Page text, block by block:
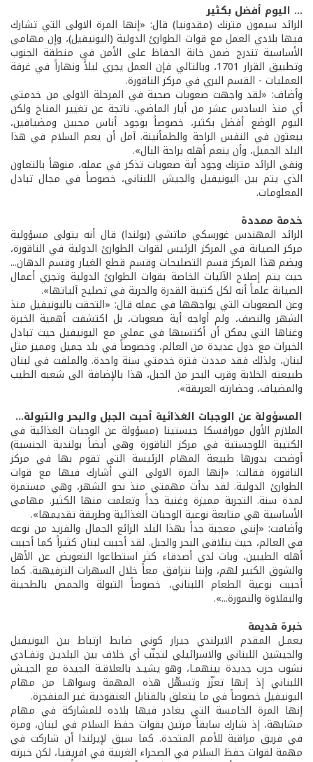
... اليوم أفضل بكثير
الرائد سيمون مترنك (مقدونيا) قال: «إنها المرة الاولى التي تشارك
فيها بلادي العمل مع قوات الطوارئ الدولية (اليونيفيل)، وإن مهامي
الأساسية تندرج ضمن خانة الحفاظ على الأمن في منطقة الجنوب
وتطبيق القرار 1701، وبالتالي فإن العمل يجري ليلاًَ ونهاراً في غرفة
العمليات - القسم البري في مركز الناقورة.
وأضاف: «لقد واجهت صعوبات صحية في المرحلة الاولى من خدمتي
أي منذ السادس عشر من أيار الماضي، ناتجة عن تغيير المناخ ولكن
اليوم الوضع أفضل بكثير، خصوصاً بوجود أناس محبين ومضيافين،
يبعثون في النفس الراحة والطمأنينة. آمل أن يعم السلام في هذا
البلد الجميل، وأن ينعم أهله براحة البال».
ونفى الرائد مترنك وجود أية صعوبات تذكر في عمله، منوهاً بالتعاون
الذي يتم بين اليونيفيل والجيش اللبناني، خصوصاً في مجال تبادل
المعلومات.
خدمة ممددة
الرائد المهندس غورسكي ماتشي (بولندا) قال أنه يتولى مسؤولية
مركز الصيانة في المركز الرئيس لقوات الطوارئ الدولية في الناقورة،
ويضم هذا المركز قسم التصليحات وقسم قطع الغيار وقسم الدهان...
حيث يتم إصلاح الآليات الخاصة بقوات الطوارئ الدولية وتجري أعمال
الصيانة علماً أنه لكل كتيبة القدرة والحرية في تصليح آلياتها».
وعن الصعوبات التي يواجهها في عمله قال: «التحقت باليونيفيل منذ
الشهر والنصف، ولم أواجه أية صعوبات، بل اكتشفت أهمية الخبرة
وغناها التي يمكن أن أكتسبها في عملي مع اليونيفيل حيث تبادل
الخبرات مع دول عديدة من العالم، وخصوصاً في بلد جميل ومميز مثل
لبنان، ولذلك فقد مددت فترة خدمتي سنة واحدة. والملفت في لبنان
طبيعته الخلابة وقرب البحر من الجبل، هذا بالإضافة الى شعبه الطيب
والمضياف، وحضارته العريقة».
المسؤولة عن الوجبات الغذائية أحبت الجبل والبحر والتبولة...
الملازم الأول مورافسكا جيستينا (مسؤولة عن الوجبات الغذائية في
الكتيبة اللوجستية في مركز الناقورة وهي أيضاً بولندية الجنسية)
أوضحت بدورها طبيعة المهام الرئيسة التي تقوم بها في مركز
الناقورة فقالت: «إنها المرة الاولى التي أشارك فيها مع قوات
الطوارئ الدولية. لقد بدأت مهمتي منذ نحو الشهر، وهي مستمرة
لمدة سنة. التجربة مميزة وغنية جداً وتعلمت منها الكثير. مهامي
الأساسية هي متابعة نوعية الوجبات الغذائية وطريقة تقديمها».
وأضافت: «إنني معجبة جداً بهذا البلد الرائع الجمال والفريد من نوعه
في العالم، حيث يتلاقى البحر والجبل. لقد أحببت لبنان كثيراً كما أحببت
أهله الطيبين، وبات لدي أصدقاء كثر استطاعوا التعويض عن الأهل
والشوق الكبير لهم، وإننا نترافق معاً خلال السهرات الترفيهية. كما
أحببت نوعية الطعام اللبناني، خصوصاً التبولة والحمص بالطحينة
والبقلاوة والنمورة...».
خبرة قديمة
يعمـل المقدم الايرلندي جيرار كوني ضابط ارتباط بين اليونيفيل
والجيشين اللبناني والاسرائيلي لتجنّب أي خلاف بين البلديـن وتفـادي
نشوب حرب جديدة بينهمـا، وهو يشيـد بالعلاقـة الجيدة مع الجيـش
اللبناني إذ إنها تعزّز وتسهّل هذه المهمة وسواهـا من مهام
اليونيفيل خصوصاً في ما يتعلق بالقنابل العنقودية غير المنفجرة.
إنها المرة الخامسة التي يغادر فيها بلاده للمشاركة في مهام
مشابهة، إذ شارك سابقاً مرتين بقوات حفظ السلام في لبنان، ومرة
في فريق مراقبة للأمم المتحدة. كما سبق لإيرلندا أن شاركت في
مهمة لقوات حفظ السلام في الصحراء الغربية في افريقيا، لكن خبرته